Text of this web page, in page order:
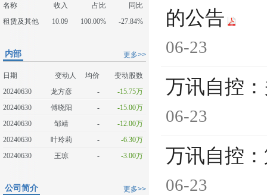
名称 收入 占比
同比
租赁及其他
10.09 100.00% -27.84%
更多>>
内部
日期 变动人 均价
变动股数
20240630
龙方彦 -
-15.75万
20240630
傅晓阳 -
-15.00万
20240630
邹靖 -
-12.00万
20240630
叶玲莉 -
-6.30万
20240630
王琼 - -3.00万
更多>>
公司简介
的公告
06-23
万讯自控
06-23
万讯自控
06-23